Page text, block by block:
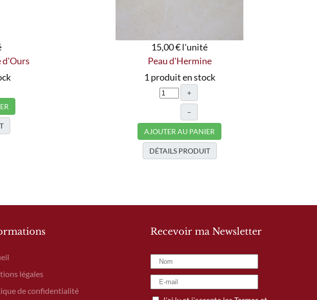
d'Ours
15,00 €l'unité
Peau d'Hermine
1 produit en stock
+
–
AJOUTER AU PANIER
DÉTAILS PRODUIT
légales
de confidentialité
Recevoir ma Newsletter